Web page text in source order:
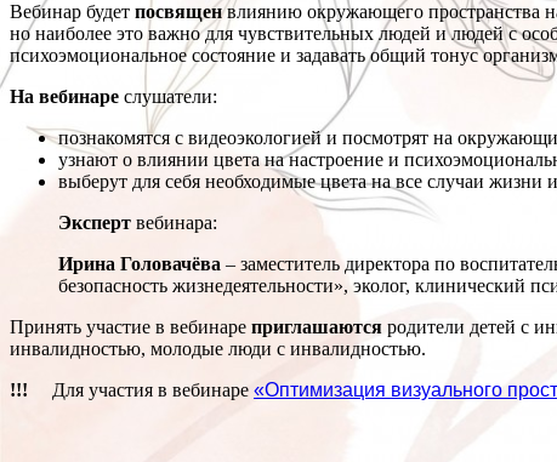
Вебинар будет посвященвлиянию окружающего пространства
но наиболее это важно для чувствительных людей и людей с
психоэмоциональное состояние и задавать общий тонус
На вебинаре слушатели:
познакомятся с видеоэкологией и посмотрят на
узнают о влиянии цвета на настроение и
выберут для себя необходимые цвета на все случаи
Эксперт вебинара:
Ирина Головачёва – заместитель директора по
безопасность жизнедеятельности», эколог, клинический
Принять участие в вебинаре приглашаются родители детей с
инвалидностью, молодые люди с инвалидностью.
!!!
Для участия в вебинаре «Оптимизация визуального